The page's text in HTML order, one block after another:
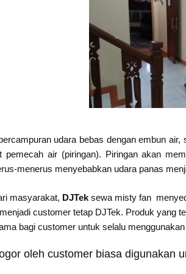
udara bebas dengan embun
pemecah air (piringan). Piringan akan
menerus menyebabkan udara panas
masyarakat, DJTek sewa misty fan
customer tetap DJTek. Produk yang
bagi customer untuk selalu
oleh customer biasa digunakan